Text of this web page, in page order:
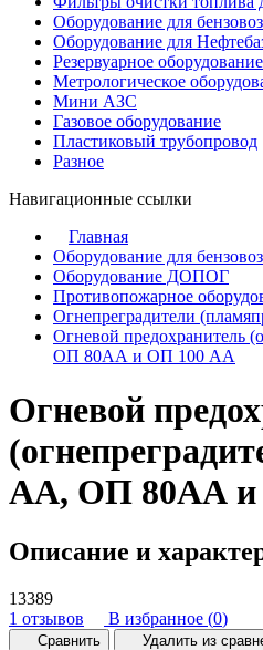
Оборудование для
Оборудование для
Резервуарное оборудование
Метрологическое
Мини АЗС
Газовое оборудование
Пластиковый трубопровод
Разное
Навигационные ссылки
Главная
Оборудование для
Оборудование ДОПОГ
Противопожарное
Огнепреградители
Огневой предохранитель
ОП 80АА и ОП 100 АА
Огневой
АА, ОП 80АА
Описание и
13389
1 отзывов
В избранное (0)
Сравнить Удалить из